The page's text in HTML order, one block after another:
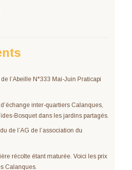
l’Abeille N°333 Mai-Juin Praticapi
inter-quartiers Calanques,
Bosquet dans les jardins partagés.
de l’AG de l’association du
récolte étant maturée. Voici les prix
Calanques.